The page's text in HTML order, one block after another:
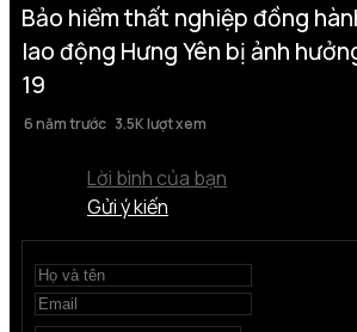
Bảo hiểm thất nghiệp đồng
lao động Hưng Yên bị ảnh
19
6 năm trước 3.5K lượt xem
Lời bình của bạn
Gửi ý kiến